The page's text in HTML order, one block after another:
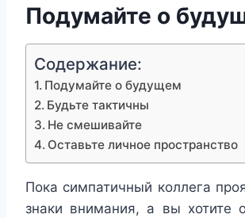
Подумайте о
Содержание:
Подумайте о будущем
Будьте тактичны
Не смешивайте
Оставьте личное пространство
Пока симпатичный коллега
знаки внимания, а вы хотите